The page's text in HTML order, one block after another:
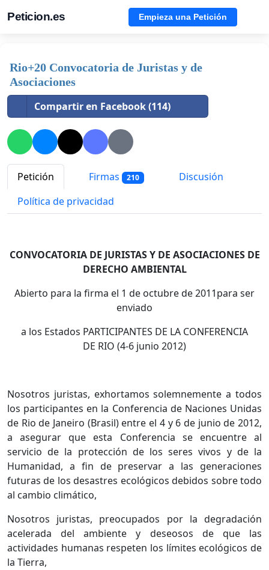
Peticion.es Empieza una Petición
Rio+20 Convocatoria de Juristas y de
Asociaciones
Compartir en Facebook (114)
Petición Firmas 210
Discusión
Política de privacidad
CONVOCATORIA DE JURISTAS Y DE ASOCIACIONES DE
DERECHO AMBIENTAL
Abierto para la firma el 1 de octubre de 2011para ser
enviado
a los Estados PARTICIPANTES DE LA CONFERENCIA
DE RIO (4-6 junio 2012)
Nosotros juristas, exhortamos solemnemente a todos
los participantes en la Conferencia de Naciones Unidas
de Rio de Janeiro (Brasil) entre el 4 y 6 de junio de 2012,
a asegurar que esta Conferencia se encuentre al
servicio de la protección de los seres vivos y de la
Humanidad, a fin de preservar a las generaciones
futuras de los desastres ecológicos debidos sobre todo
al cambio climático,
Nosotros juristas, preocupados por la degradación
acelerada del ambiente y deseosos de que las
actividades humanas respeten los límites ecológicos de
la Tierra,